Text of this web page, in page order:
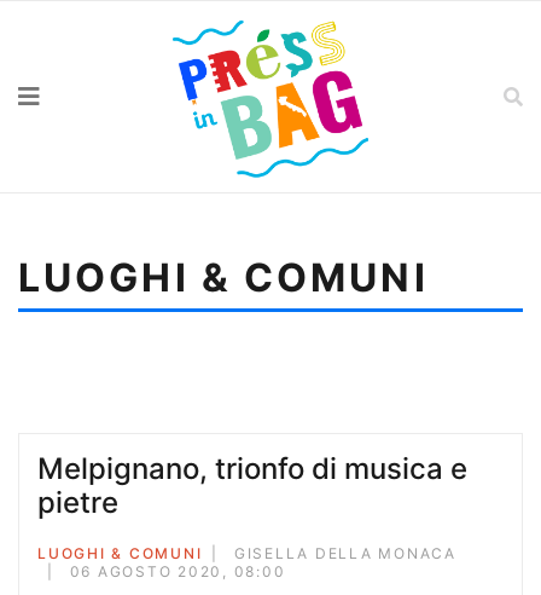
LUOGHI & COMUNI
Melpignano, trionfo di musica e
pietre
LUOGHI & COMUNI
GISELLA DELLA MONACA
06 AGOSTO 2020, 08:00